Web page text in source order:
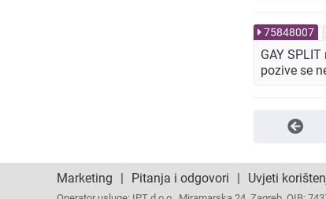
75848007
GAY
pozive se
Marketing | Pitanja i odgovori | Uvjeti